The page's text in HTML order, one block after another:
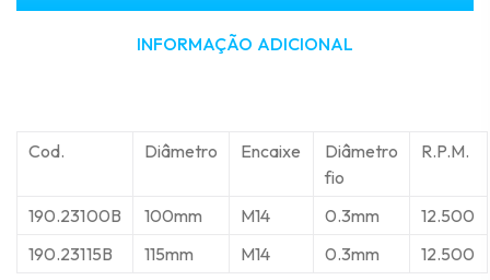
INFORMAÇÃO ADICIONAL
Cod. Diâmetro Encaixe
Diâmetro
fio
R.P.M.
190.23100B 100mm M14 0.3mm
12.500
190.23115B
115mm M14 0.3mm 12.500